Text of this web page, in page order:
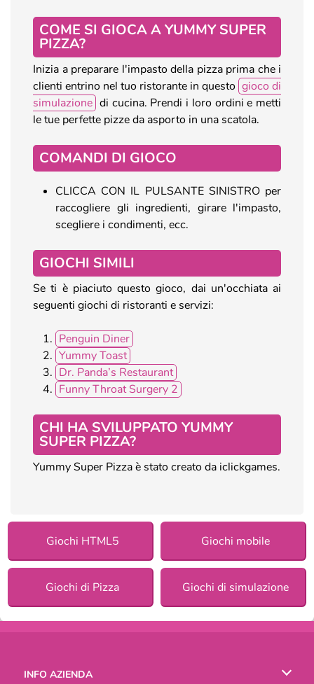
COME SI GIOCA A YUMMY SUPER
PIZZA?
Inizia a preparare l'impasto della pizza prima che i
clienti entrino nel tuo ristorante in questo gioco di
simulazione di cucina. Prendi i loro ordini e metti
le tue perfette pizze da asporto in una scatola.
COMANDI DI GIOCO
CLICCA CON IL PULSANTE SINISTRO per
raccogliere gli ingredienti, girare l'impasto,
scegliere i condimenti, ecc.
GIOCHI SIMILI
Se ti è piaciuto questo gioco, dai un'occhiata ai
seguenti giochi di ristoranti e servizi:
Penguin Diner
Yummy Toast
Dr. Panda’s Restaurant
Funny Throat Surgery 2
CHI HA SVILUPPATO YUMMY
SUPER PIZZA?
Yummy Super Pizza è stato creato da iclickgames.
Giochi HTML5 Giochi mobile
Giochi di Pizza Giochi di simulazione
INFO AZIENDA